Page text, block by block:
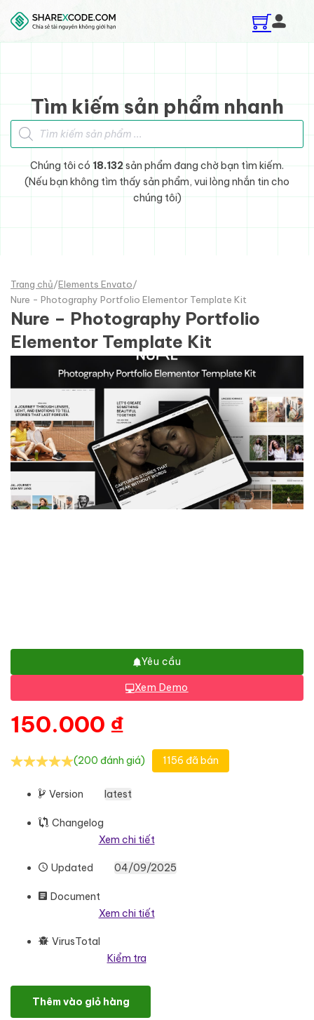
Skip to main content
Skip to footer
Tìm kiếm sản phẩm nhanh
Tìm kiếm sản phẩm
Chúng tôi có 18.132sản phẩm đang chờ bạn tìm kiếm.
(Nếu bạn không tìm thấy sản phẩm, vui lòng nhắn tin cho
chúng tôi)
Trang chủ/Elements Envato/
Nure - Photography Portfolio Elementor Template Kit
Nure – Photography Portfolio
Elementor Template Kit
Yêu cầu
Xem Demo
150.000 ₫
(200 đánh giá) 1156 đã bán
Version latest
Changelog
Xem chi tiết
Updated 04/09/2025
Document
Xem chi tiết
VirusTotal
Kiểm tra
Nure - Photography Portfolio Elementor Template Kit số lượng
Thêm vào giỏ hàng